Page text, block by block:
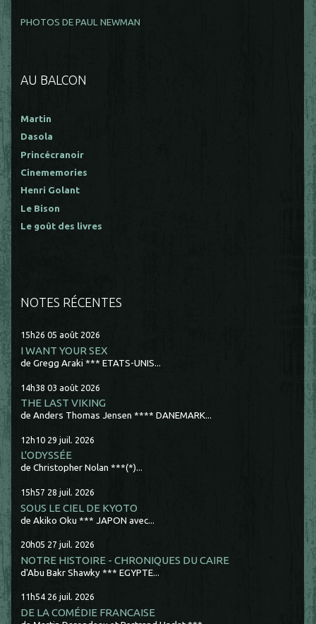
PHOTOS DE PAUL NEWMAN
AU BALCON
Martin
Dasola
Princécranoir
Cinememories
Henri Golant
Le Bison
Le goût des livres
NOTES RÉCENTES
15h26 05 août 2026
I WANT YOUR SEX
de Gregg Araki *** ETATS-UNIS...
14h38 03 août 2026
THE LAST VIKING
de Anders Thomas Jensen **** DANEMARK...
12h10 29 juil. 2026
L'ODYSSÉE
de Christopher Nolan ***(*)...
15h57 28 juil. 2026
SOUS LE CIEL DE KYOTO
de Akiko Oku *** JAPON avec...
20h05 27 juil. 2026
NOTRE HISTOIRE - CHRONIQUES DU CAIRE
d'Abu Bakr Shawky *** EGYPTE...
11h54 26 juil. 2026
DE LA COMÉDIE FRANCAISE